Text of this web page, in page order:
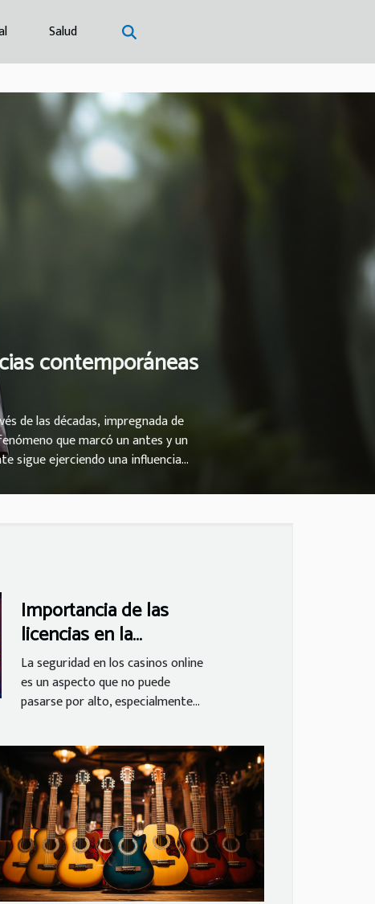
Salud
contemporáneas
de las décadas, impregnada de
que marcó un antes y un
sigue ejerciendo una influencia
época revolucionaria con la
de todo el mundo. ¿Cómo han
Importancia de las
licencias en la
seguridad de casinos
online
La seguridad en los casinos online
es un aspecto que no puede
pasarse por alto, especialmente...